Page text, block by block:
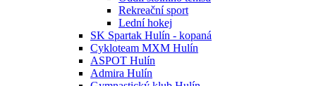
Rekreační sport
Lední hokej
SK Spartak Hulín - kopaná
Cykloteam MXM Hulín
ASPOT Hulín
Admira Hulín